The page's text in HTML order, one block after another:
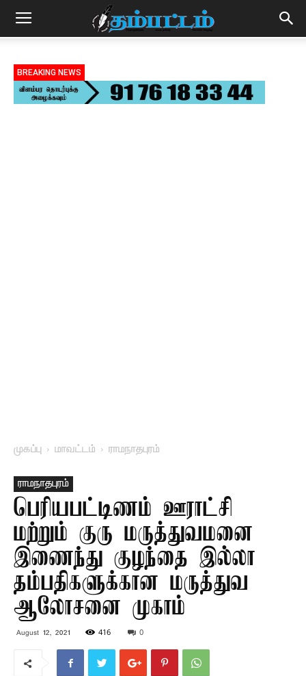
BREAKING NEWS
முகப்பு மாவட்டம் ராமநாதபுரம்
ராமநாதபுரம்
பெரியபட்டிணம் ஊராட்சி
மற்றும் குரு மருத்துவமனை
இணைந்து குழந்தை இல்லா
தம்பதிகளுக்கான மருத்துவ
ஆலோசனை முகாம்
August 12, 2021 416 0